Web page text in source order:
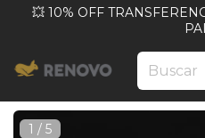
💥 10% OFF
1 / 5